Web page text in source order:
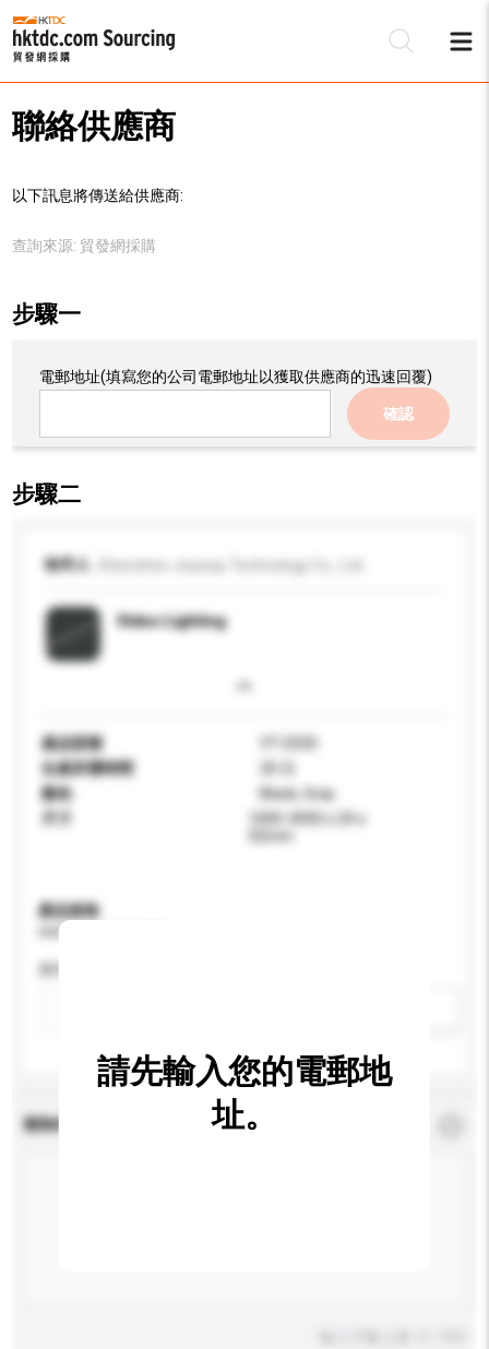
聯絡供應商
以下訊息將傳送給供應商:
查詢來源: 貿發網採購
步驟一
電郵地址(填寫您的公司電郵地址以獲取供應商的迅速回覆)
確認
步驟二
收件人
Video Lighting
產品型號
VT-2550
生產所需時間
顏色
Black, Gray
1000-3000 x 24 x
產品規格
查詢內容
請先輸入您的電郵地
址。